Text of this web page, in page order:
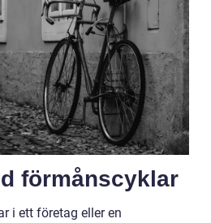
förmånscyklar
i ett företag eller en